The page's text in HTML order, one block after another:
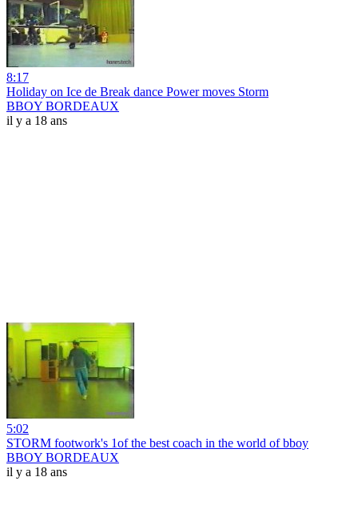
8:17
Holiday on Ice de Break dance Power moves Storm
BBOY BORDEAUX
il y a 18 ans
5:02
STORM footwork's 1of the best coach in the world of bboy
BBOY BORDEAUX
il y a 18 ans